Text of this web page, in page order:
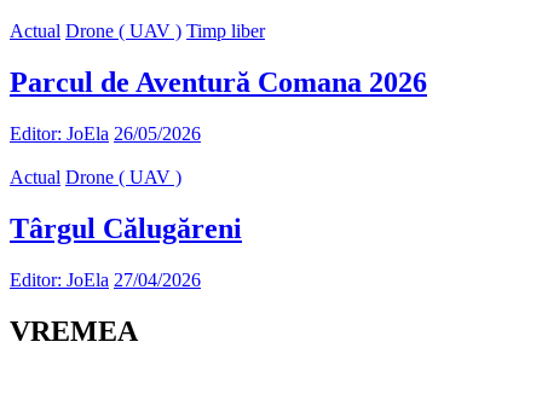
Actual Drone ( UAV ) Timp liber
Parcul de Aventură Comana 2026
Editor: JoEla 26/05/2026
Actual Drone ( UAV )
Târgul Călugăreni
Editor: JoEla 27/04/2026
VREMEA